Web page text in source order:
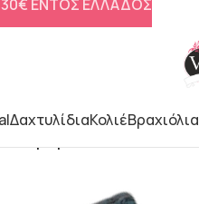
ΔαχτυλίδιαΚολιέΒραχιόλια
30€ ΕΝΤΟΣ ΕΛΛΑΔΟΣ